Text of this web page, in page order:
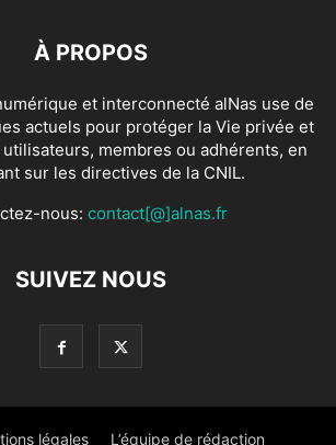
À PROPOS
et interconnecté alNas use de
actuels pour protéger la Vie privée et
membres ou adhérents, en
sur les directives de la CNIL.
nous: contact[@]alnas.fr
SUIVEZ NOUS
légales L’équipe de rédaction